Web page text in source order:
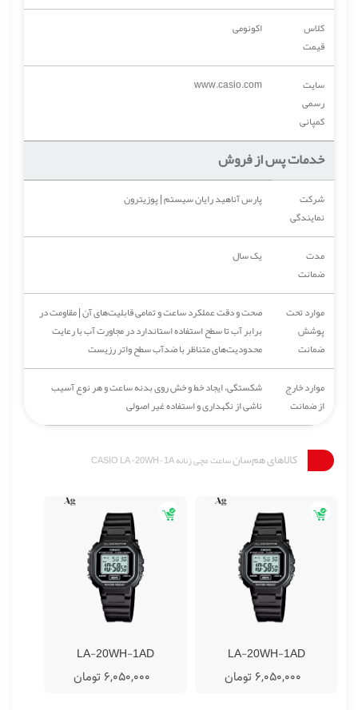
کلاس
قیمت
اکونومی
سایت
رسمی
کمپانی
www.casio.com
خدمات پس از فروش
شرکت
نمایندگی
پارس آناهید رایان سیستم | پوزیترون
مدت
ضمانت
یک سال
موارد تحت
پوشش
ضمانت
صحت و دقت عملکرد ساعت و تمامی قابلیت‌های آن | مقاومت در
برابر آب تا سطح استفاده استاندارد در مجاورت آب با رعایت
محدودیت‌های متناظر با ضدآب سطح واتر رزیست
موارد خارج
از ضمانت
شکستگی، ایجاد خط و خش روی بدنه ساعت و هر نوع آسیب
ناشی از نگهداری و استفاده غیر اصولی
کالاهای هم‌سانساعت مچی زنانه CASIO LA-20WH-1A
LA-20WH-1AD
6,050,000 تومان
LA-20WH-1AD
6,050,000 تومان